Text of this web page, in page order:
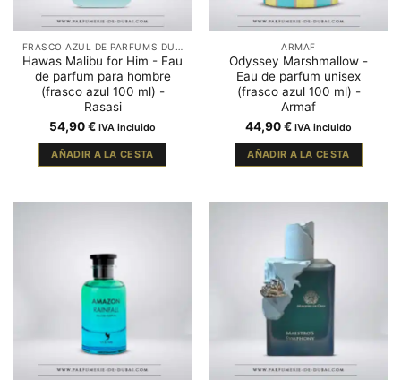
Hawas Malibu for Him - Eau
de parfum para hombre
(frasco azul 100 ml) -
Rasasi
54,90€ IVA incluido
AÑADIR A LA CESTA
ARMAF
Odyssey Marshmallow -
Eau de parfum unisex
(frasco azul 100 ml) -
Armaf
44,90€ IVA incluido
AÑADIR A LA CESTA